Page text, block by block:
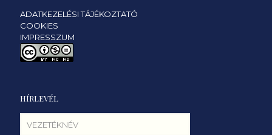
ADATKEZELÉSI TÁJÉKOZTATÓ
COOKIES
IMPRESSZUM
HÍRLEVÉL